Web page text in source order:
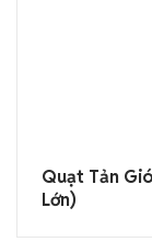
Quạt Tản
Lớn)